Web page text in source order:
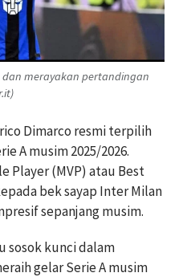
dan merayakan pertandingan
Dimarco resmi terpilih
A musim 2025/2026.
Player (MVP) atau Best
bek sayap Inter Milan
sepanjang musim.
sosok kunci dalam
gelar Serie A musim